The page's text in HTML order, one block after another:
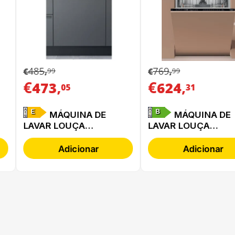
€485,99
€473,05
E
LAVAR LOUÇA
HOTPOINT - HBC
2B+26 BAdicionar
€769,99
€624,31
B
LAVAR LOUÇA
HOTPOINT -
HA6IB16B2M6L0
Adicionar